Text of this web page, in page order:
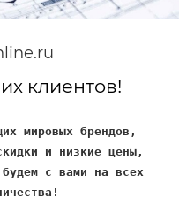
клиентов!
мировых брендов,
и низкие цены,
с вами на всех